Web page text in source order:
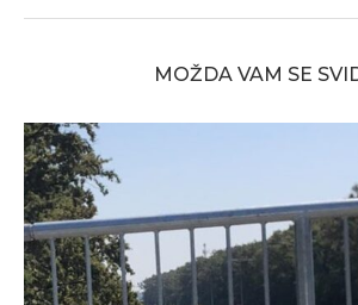
MOŽDA VAM SE